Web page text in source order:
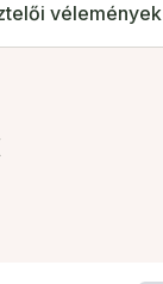
vélemények